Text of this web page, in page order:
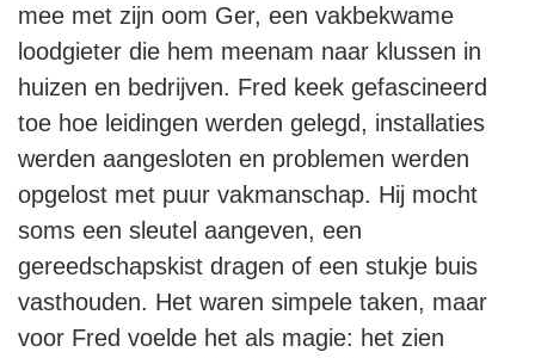
mee met zijn oom Ger, een vakbekwame
loodgieter die hem meenam naar klussen in
huizen en bedrijven. Fred keek gefascineerd
toe hoe leidingen werden gelegd, installaties
werden aangesloten en problemen werden
opgelost met puur vakmanschap. Hij mocht
soms een sleutel aangeven, een
gereedschapskist dragen of een stukje buis
vasthouden. Het waren simpele taken, maar
voor Fred voelde het als magie: het zien